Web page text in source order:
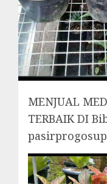
MENJUAL
TERBAIK DI